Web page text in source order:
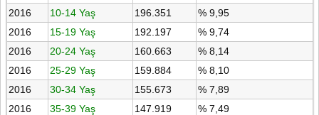
2016
10-14 Yaş 196.351
% 9,95
2016
15-19 Yaş 192.197
% 9,74
2016
20-24 Yaş 160.663
% 8,14
2016
25-29 Yaş 159.884
% 8,10
2016
30-34 Yaş 155.673
% 7,89
2016
35-39 Yaş 147.919
% 7,49